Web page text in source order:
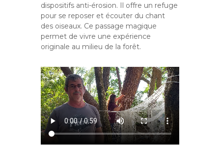
dispositifs anti-érosion. Il offre un refuge
pour se reposer et écouter du chant
des oiseaux. Ce passage magique
permet de vivre une expérience
originale au milieu de la forêt.